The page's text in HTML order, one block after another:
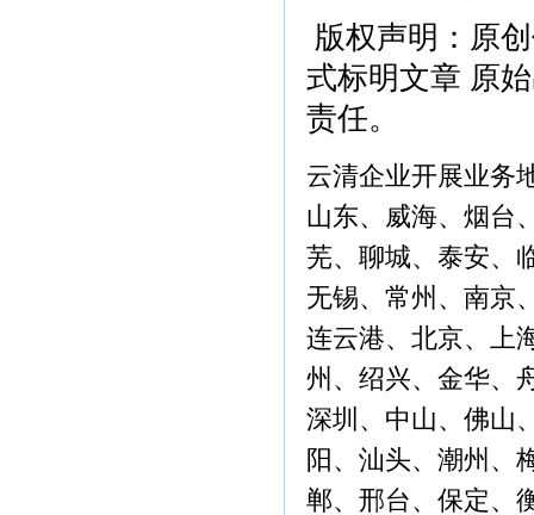
版权声明：原
式标明文章 原
责任。
云清企业开展业务
山东、威海、烟台
芜、聊城、泰安、
无锡、常州、南京
连云港、北京、上
州、绍兴、金华、
深圳、中山、佛山
阳、汕头、潮州、
郸、邢台、保定、